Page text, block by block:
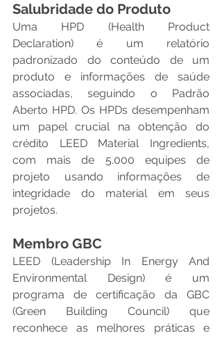
Salubridade do Produto
Uma HPD (Health Product
Declaration) é um relatório
padronizado do conteúdo de um
produto e informações de saúde
associadas, seguindo o Padrão
Aberto HPD. Os HPDs desempenham
um papel crucial na obtenção do
crédito LEED Material Ingredients,
com mais de 5.000 equipes de
projeto usando informações de
integridade do material em seus
projetos.
Membro GBC
LEED (Leadership In Energy And
Environmental Design) é um
programa de certificação da GBC
(Green Building Council) que
reconhece as melhores práticas e